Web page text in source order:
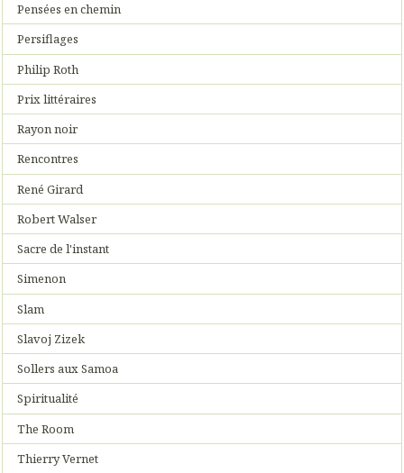
Pensées en chemin
Persiflages
Philip Roth
Prix littéraires
Rayon noir
Rencontres
René Girard
Robert Walser
Sacre de l'instant
Simenon
Slam
Slavoj Zizek
Sollers aux Samoa
Spiritualité
The Room
Thierry Vernet